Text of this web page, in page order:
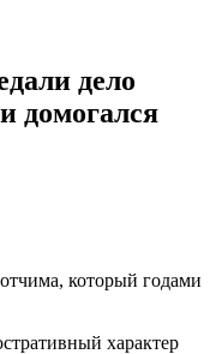
дело
домогался
характер